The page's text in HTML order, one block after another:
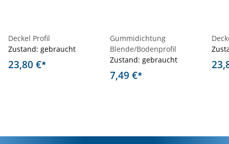
Deckel Profil
Zustand: gebraucht
23,80 €*
Gummidichtung
Blende/Bodenprofil
Zustand: gebraucht
7,49 €*